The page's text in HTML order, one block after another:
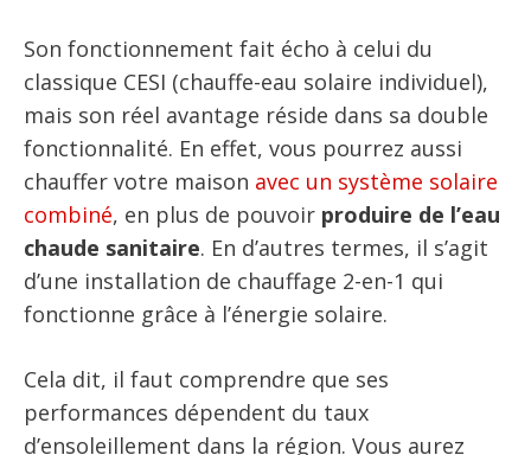
Son fonctionnement fait écho à celui du
classique CESI (chauffe-eau solaire individuel),
mais son réel avantage réside dans sa double
fonctionnalité. En effet, vous pourrez aussi
chauffer votre maison avec un système solaire
combiné, en plus de pouvoir produire de l’eau
chaude sanitaire. En d’autres termes, il s’agit
d’une installation de chauffage 2-en-1 qui
fonctionne grâce à l’énergie solaire.
Cela dit, il faut comprendre que ses
performances dépendent du taux
d’ensoleillement dans la région. Vous aurez